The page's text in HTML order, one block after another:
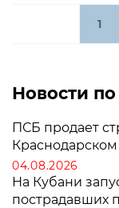
1
Новости
ПСБ продает
Краснодарском
04.08.2026
На Кубани
пострадавших